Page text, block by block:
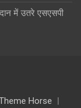
में उतरे एसएसपी
Horse